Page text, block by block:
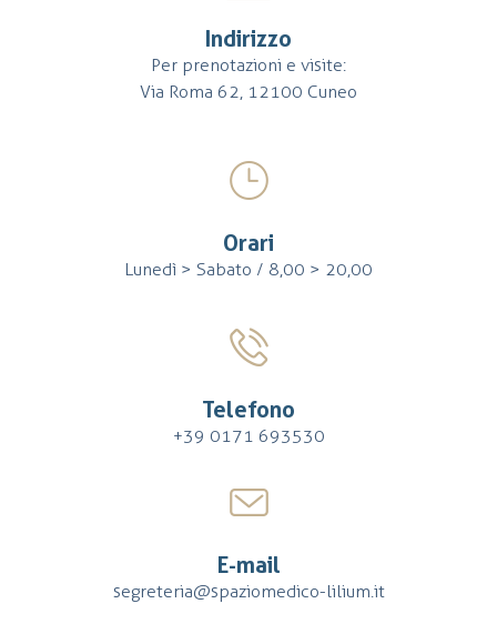
Indirizzo
Per prenotazioni e visite:
Via Roma 62, 12100 Cuneo
Orari
Lunedì > Sabato / 8,00 > 20,00
Telefono
+39 0171 693530
E-mail
segreteria@spaziomedico-lilium.it